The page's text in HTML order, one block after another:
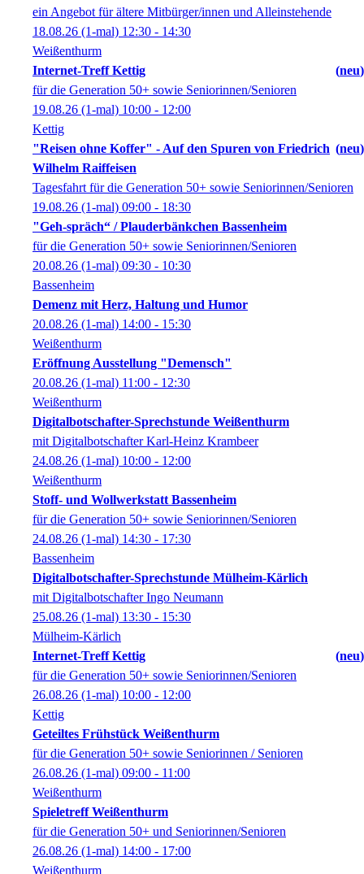
ein Angebot für ältere Mitbürger/innen und Alleinstehende
18.08.26 (1-mal) 12:30 - 14:30
Weißenthurm
Internet-Treff Kettig
neu
für die Generation 50+ sowie Seniorinnen/Senioren
19.08.26 (1-mal) 10:00 - 12:00
Kettig
"Reisen ohne Koffer" - Auf den Spuren von Friedrich
Wilhelm Raiffeisen
neu
Tagesfahrt für die Generation 50+ sowie Seniorinnen/Senioren
19.08.26 (1-mal) 09:00 - 18:30
"Geh-spräch“ / Plauderbänkchen Bassenheim
für die Generation 50+ sowie Seniorinnen/Senioren
20.08.26 (1-mal) 09:30 - 10:30
Bassenheim
Demenz mit Herz, Haltung und Humor
20.08.26 (1-mal) 14:00 - 15:30
Weißenthurm
Eröffnung Ausstellung "Demensch"
20.08.26 (1-mal) 11:00 - 12:30
Weißenthurm
Digitalbotschafter-Sprechstunde Weißenthurm
mit Digitalbotschafter Karl-Heinz Krambeer
24.08.26 (1-mal) 10:00 - 12:00
Weißenthurm
Stoff- und Wollwerkstatt Bassenheim
für die Generation 50+ sowie Seniorinnen/Senioren
24.08.26 (1-mal) 14:30 - 17:30
Bassenheim
Digitalbotschafter-Sprechstunde Mülheim-Kärlich
mit Digitalbotschafter Ingo Neumann
25.08.26 (1-mal) 13:30 - 15:30
Mülheim-Kärlich
Internet-Treff Kettig
neu
für die Generation 50+ sowie Seniorinnen/Senioren
26.08.26 (1-mal) 10:00 - 12:00
Kettig
Geteiltes Frühstück Weißenthurm
für die Generation 50+ sowie Seniorinnen / Senioren
26.08.26 (1-mal) 09:00 - 11:00
Weißenthurm
Spieletreff Weißenthurm
für die Generation 50+ und Seniorinnen/Senioren
26.08.26 (1-mal) 14:00 - 17:00
Weißenthurm